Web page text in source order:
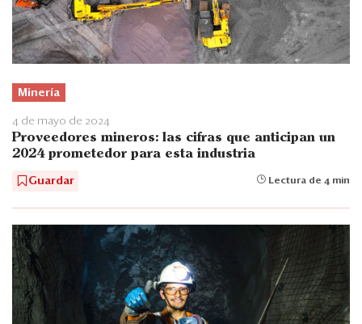
Minería
4 de mayo de 2024
Proveedores mineros: las cifras que anticipan un
2024 prometedor para esta industria
Guardar Lectura de 4 min